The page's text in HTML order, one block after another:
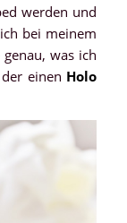
werden und
bei meinem
was ich
einen Holo